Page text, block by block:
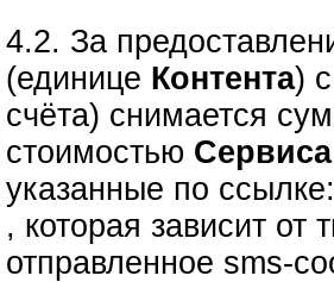
4.2. За
(единице Контента)
счёта) снимается
стоимостью Сервиса
указанные по ссылке:
, которая зависит от
отправленное sms-